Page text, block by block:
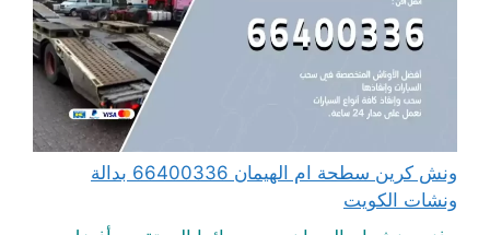
ونش كرين سطحة ام الهيمان 66400336 بدالة
ونشات الكويت